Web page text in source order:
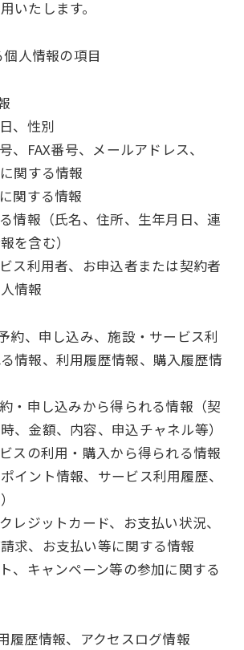
いたします。
人情報の項目
、性別
、FAX番号、メールアドレス、
関する情報
関する情報
情報（氏名、住所、生年月日、連
を含む）
ス利用者、お申込者または契約者
情報
約、申し込み、施設・サービス利
情報、利用履歴情報、購入履歴情
・申し込みから得られる情報（契
、金額、内容、申込チャネル等）
スの利用・購入から得られる情報
イント情報、サービス利用履歴、
レジットカード、お支払い状況、
求、お支払い等に関する情報
、キャンペーン等の参加に関する
履歴情報、アクセスログ情報